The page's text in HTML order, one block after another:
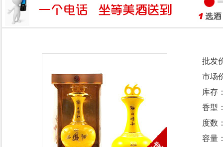
批发
市场
库存
香型
度数
容量